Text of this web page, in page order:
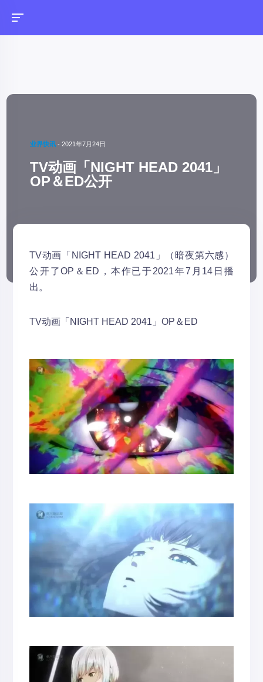
业界快讯 -2021年7月24日
TV动画「NIGHT HEAD 2041」
OP＆ED公开
TV动画「NIGHT HEAD 2041」（暗夜第六感）
公开了OP＆ED，本作已于2021年7月14日播
出。
TV动画「NIGHT HEAD 2041」OP＆ED